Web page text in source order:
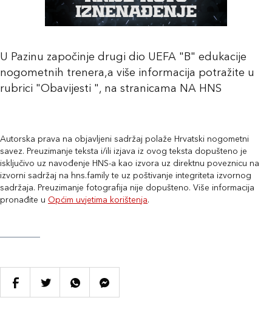
U Pazinu započinje drugi dio UEFA "B" edukacije
nogometnih trenera,a više informacija potražite u
rubrici "Obavijesti ", na stranicama NA HNS
Autorska prava na objavljeni sadržaj polaže Hrvatski nogometni
savez. Preuzimanje teksta i/ili izjava iz ovog teksta dopušteno je
isključivo uz navođenje HNS-a kao izvora uz direktnu poveznicu na
izvorni sadržaj na hns.family te uz poštivanje integriteta izvornog
sadržaja. Preuzimanje fotografija nije dopušteno. Više informacija
pronađite u Općim uvjetima korištenja.